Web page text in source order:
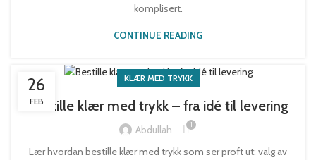
komplisert.
CONTINUE READING
26
FEB
KLÆR MED TRYKK
Bestille klær med trykk – fra idé til levering
Abdullah 1
Lær hvordan bestille klær med trykk som ser proft ut: valg av